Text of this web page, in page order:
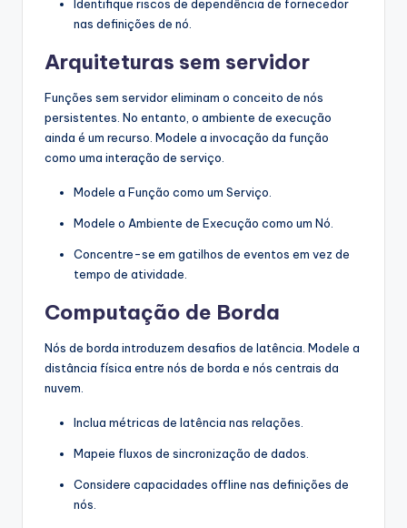
Identifique riscos de dependência de fornecedor
nas definições de nó.
Arquiteturas sem servidor
Funções sem servidor eliminam o conceito de nós
persistentes. No entanto, o ambiente de execução
ainda é um recurso. Modele a invocação da função
como uma interação de serviço.
Modele a Função como um Serviço.
Modele o Ambiente de Execução como um Nó.
Concentre-se em gatilhos de eventos em vez de
tempo de atividade.
Computação de Borda
Nós de borda introduzem desafios de latência. Modele a
distância física entre nós de borda e nós centrais da
nuvem.
Inclua métricas de latência nas relações.
Mapeie fluxos de sincronização de dados.
Considere capacidades offline nas definições de
nós.